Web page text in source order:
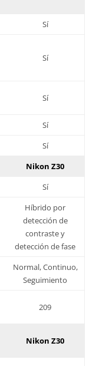
Sí
Sí
Sí
Sí
Sí
Nikon Z30
Sí
Híbrido por
detección de
contraste y
detección de fase
Normal, Continuo,
Seguimiento
209
Nikon Z30